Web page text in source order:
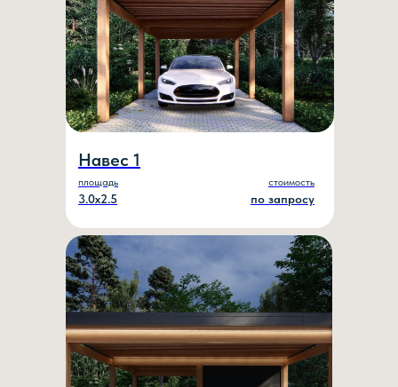
Навес 1
площадь
3.0х2.5
стоимость
по запросу